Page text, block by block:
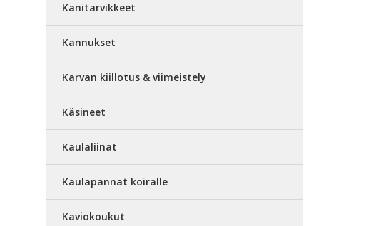
Kanitarvikkeet
Kannukset
Karvan kiillotus & viimeistely
Käsineet
Kaulaliinat
Kaulapannat koiralle
Kaviokoukut